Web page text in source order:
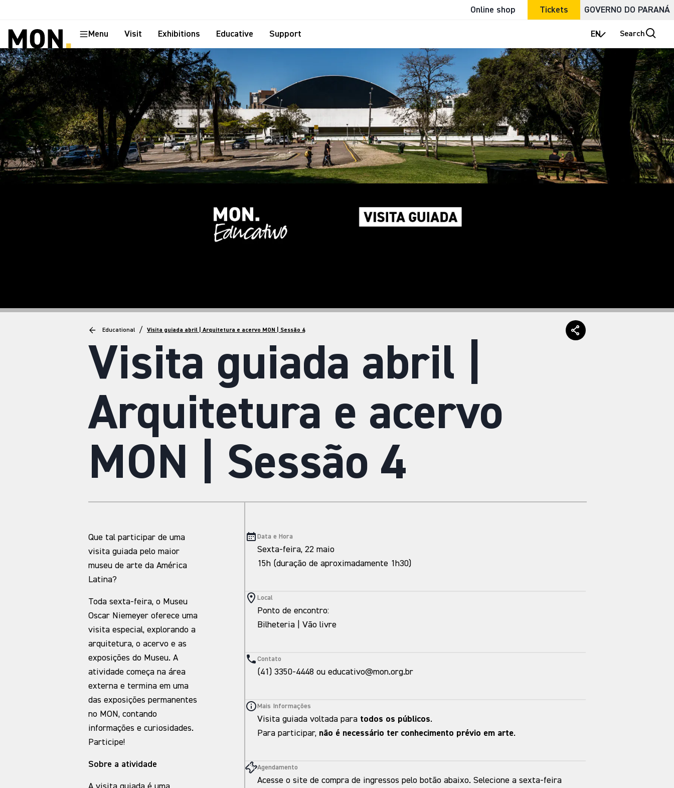
Online shop Tickets GOVERNO DO PARANÁ
Menu Visit Exhibitions Educative Support EN Search
Educational / Visita guiada abril | Arquitetura e acervo MON | Sessão 4
Visita guiada abril |
Arquitetura e acervo
MON | Sessão 4
Que tal participar de uma
visita guiada pelo maior
museu de arte da América
Latina?
Toda sexta-feira, o Museu
Oscar Niemeyer oferece uma
visita especial, explorando a
arquitetura, o acervo e as
exposições do Museu. A
atividade começa na área
externa e termina em uma
das exposições permanentes
no MON, contando
informações e curiosidades.
Participe!
Sobre a atividade
Data e Hora
Sexta-feira, 22 maio
15h (duração de aproximadamente 1h30)
Local
Ponto de encontro:
Bilheteria | Vão livre
Contato
(41) 3350-4448 ou educativo@mon.org.br
Mais Informações
Visita guiada voltada para todos os públicos.
Para participar, não é necessário ter conhecimento prévio em arte.
Agendamento
Acesse o site de compra de ingressos pelo botão abaixo. Selecione a sexta-feira